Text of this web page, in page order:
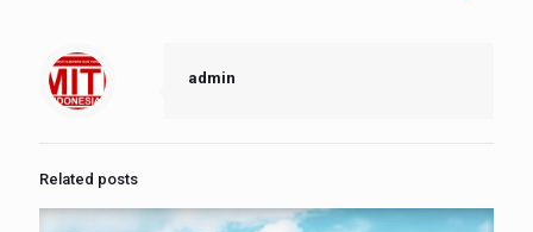
admin
Related posts